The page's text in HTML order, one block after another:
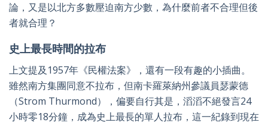
論，又是以北方多數壓迫南方少數，為什麼前者不合理但後
者就合理？
史上最長時間的拉布
上文提及1957年《民權法案》，還有一段有趣的小插曲。
雖然南方集團同意不拉布，但南卡羅萊納州參議員瑟蒙德
（Strom Thurmond），偏要自行其是，滔滔不絕發言24
小時零18分鐘，成為史上最長的單人拉布，這一紀錄到現在